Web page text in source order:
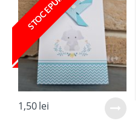
1,50lei